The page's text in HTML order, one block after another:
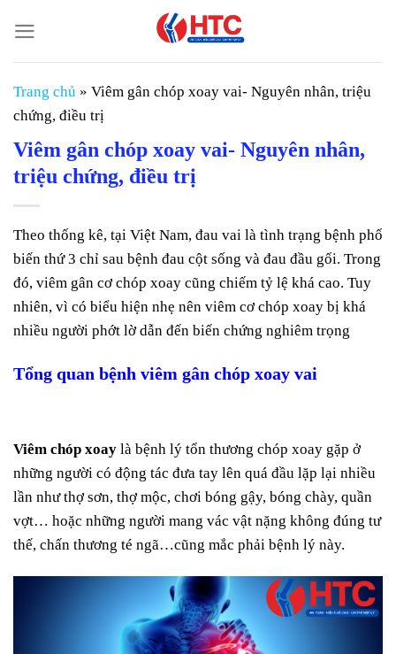
đến
nội
dung
Trang chủ » Viêm gân chóp xoay vai- Nguyên nhân, triệu
chứng, điều trị
Viêm gân chóp xoay vai- Nguyên nhân,
triệu chứng, điều trị
Theo thống kê, tại Việt Nam, đau vai là tình trạng bệnh phổ
biến thứ 3 chỉ sau bệnh đau cột sống và đau đầu gối. Trong
đó, viêm gân cơ chóp xoay cũng chiếm tỷ lệ khá cao. Tuy
nhiên, vì có biểu hiện nhẹ nên viêm cơ chóp xoay bị khá
nhiều người phớt lờ dẫn đến biến chứng nghiêm trọng
Tổng quan bệnh viêm gân chóp xoay vai
Viêm chóp xoay là bệnh lý tổn thương chóp xoay gặp ở
những người có động tác đưa tay lên quá đầu lặp lại nhiều
lần như thợ sơn, thợ mộc, chơi bóng gậy, bóng chày, quần
vợt… hoặc những người mang vác vật nặng không đúng tư
thế, chấn thương té ngã…cũng mắc phải bệnh lý này.